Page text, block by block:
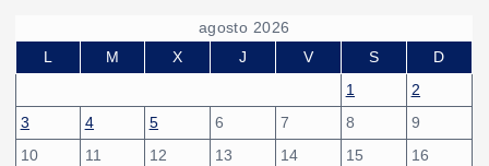
agosto 2026
L
M X J V S
D
1
2
3
4 5 6 7 8
9
10
11 12 13 14 15
16